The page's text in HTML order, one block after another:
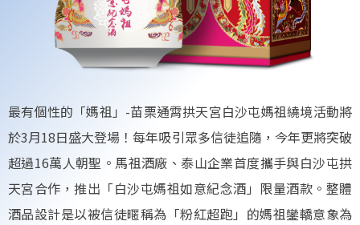
最有個性的「媽祖」-苗栗通霄拱天宮白沙屯媽祖繞境活動將
於3月18日盛大登場！每年吸引眾多信徒追隨，今年更將突破
超過16萬人朝聖。馬祖酒廠、泰山企業首度攜手與白沙屯拱
天宮合作，推出「白沙屯媽祖如意紀念酒」限量酒款。整體
酒品設計是以被信徒暱稱為「粉紅超跑」的媽祖鑾轎意象為